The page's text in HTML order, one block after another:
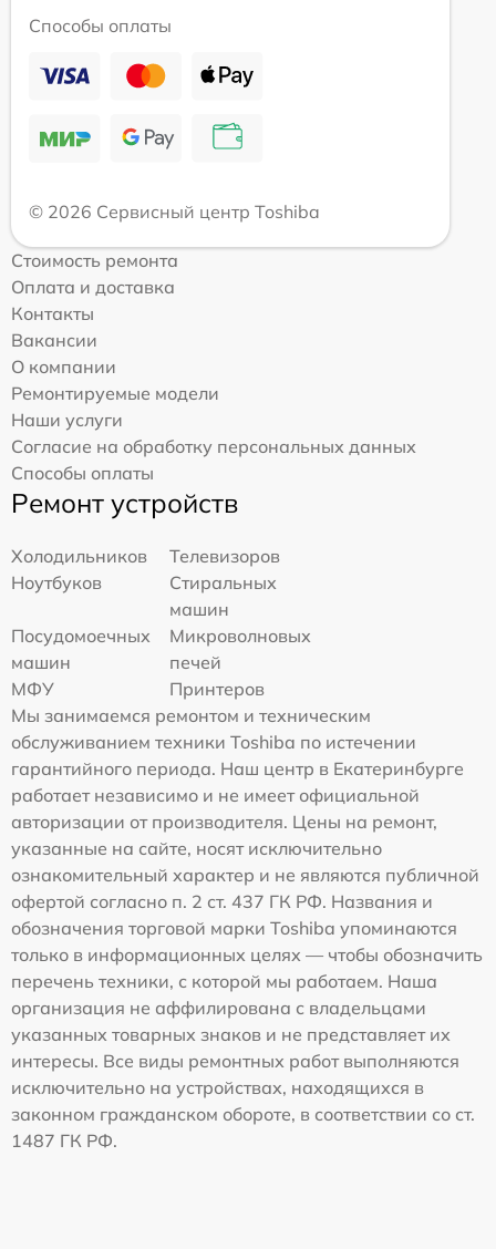
Способы оплаты
© 2026 Сервисный центр Toshiba
Стоимость ремонта
Оплата и доставка
Контакты
Вакансии
О компании
Ремонтируемые модели
Наши услуги
Согласие на обработку персональных данных
Способы оплаты
Ремонт устройств
Холодильников
Телевизоров
Ноутбуков
Стиральных
машин
Посудомоечных
машин
Микроволновых
печей
МФУ
Принтеров
Мы занимаемся ремонтом и техническим
обслуживанием техники Toshiba по истечении
гарантийного периода. Наш центр в Екатеринбурге
работает независимо и не имеет официальной
авторизации от производителя. Цены на ремонт,
указанные на сайте, носят исключительно
ознакомительный характер и не являются публичной
офертой согласно п. 2 ст. 437 ГК РФ. Названия и
обозначения торговой марки Toshiba упоминаются
только в информационных целях — чтобы обозначить
перечень техники, с которой мы работаем. Наша
организация не аффилирована с владельцами
указанных товарных знаков и не представляет их
интересы. Все виды ремонтных работ выполняются
исключительно на устройствах, находящихся в
законном гражданском обороте, в соответствии со ст.
1487 ГК РФ.